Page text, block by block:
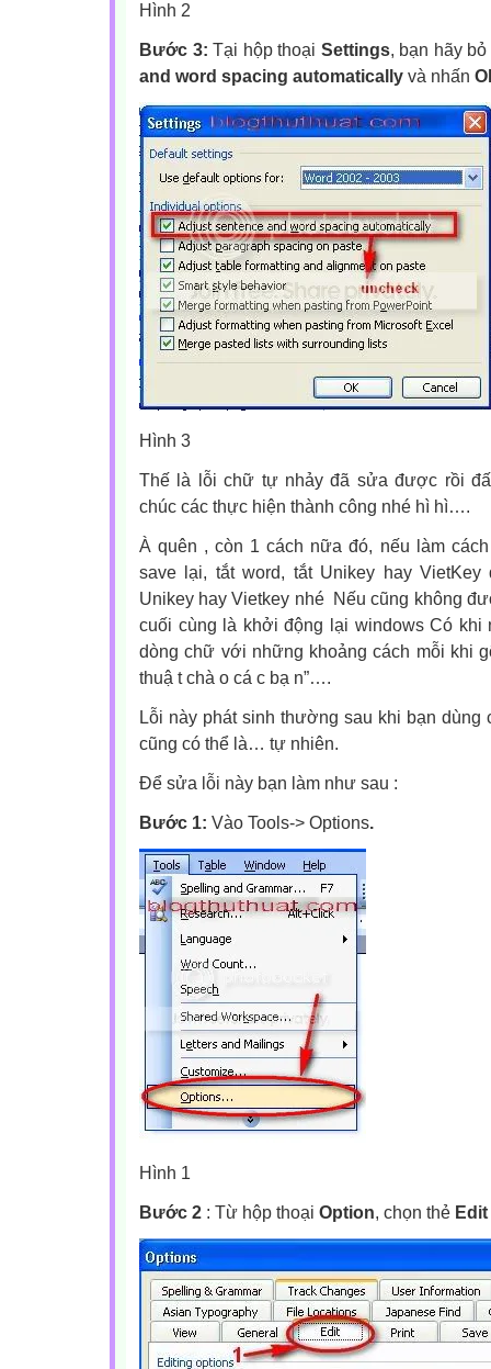
Hình 2
Bước 3: Tại hộp thoại Settings, bạn hãy
and word spacing automatically và nhấn
Hình 3
Thế là lỗi chữ tự nhảy đã sửa được rồi
chúc các thực hiện thành công nhé hì hì….
À quên , còn 1 cách nữa đó, nếu làm
save lại, tắt word, tắt Unikey hay
Unikey hay Vietkey nhé Nếu cũng không
cuối cùng là khởi động lại windows Có khi
dòng chữ với những khoảng cách mỗi khi
thuậ t chà o cá c bạ n”….
Lỗi này phát sinh thường sau khi bạn dùng
cũng có thể là… tự nhiên.
Để sửa lỗi này bạn làm như sau :
Bước 1: Vào Tools-> Options.
Hình 1
Bước 2 : Từ hộp thoại Option, chọn thẻ Edit